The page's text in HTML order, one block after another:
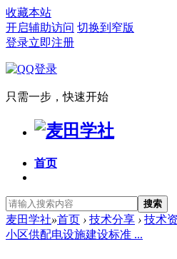
收藏本站
开启辅助访问 切换到窄版
登录立即注册
只需一步，快速开始
首页
搜索
麦田学社»首页 › 技术分享 › 技术
小区供配电设施建设标准 ...